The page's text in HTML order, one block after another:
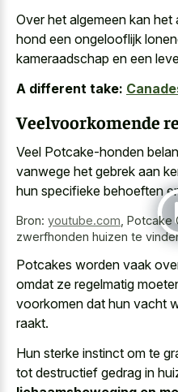
Over het algemeen kan
hond een ongelooflijk
kameraadschap en een
A different take:
Veelvoorkomende
Veel Potcake-honden
vanwege het gebrek aan
hun specifieke behoeften
Bron: youtube.com Potcake
zwerfhonden huizen te
Potcakes worden vaak
omdat ze regelmatig
voorkomen dat hun vacht
raakt.
Hun sterke instinct om te
tot destructief gedrag in